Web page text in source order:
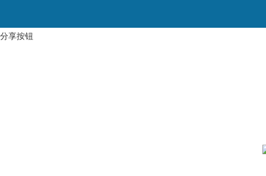
分享按钮